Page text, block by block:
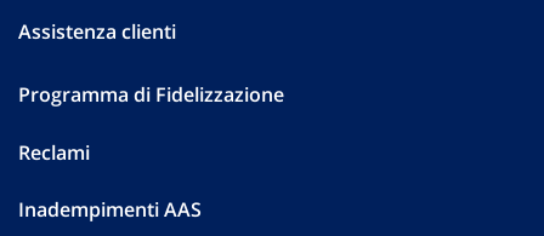
Assistenza clienti
Programma di Fidelizzazione
Reclami
Inadempimenti AAS